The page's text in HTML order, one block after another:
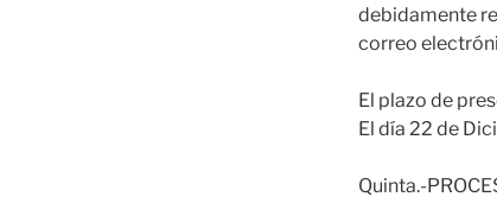
debidamente
correo
El plazo de
El día 22 de
Quinta.-